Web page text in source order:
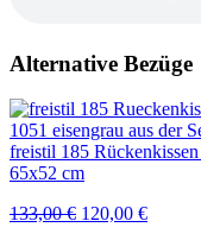
Alternative Bezüge
freistil 185
65x52 cm
133,00€ Ursprünglicher
120,00 €